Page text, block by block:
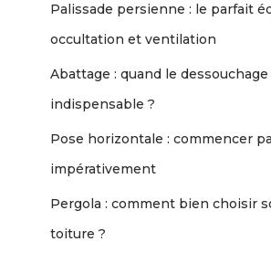
Palissade persienne : le parfait
occultation et ventilation
Abattage : quand le
indispensable ?
Pose horizontale : commencer
impérativement
Pergola : comment bien choisir
toiture ?